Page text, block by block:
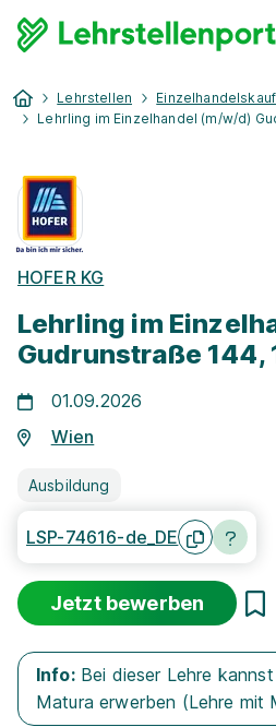
Lehrstellen
Lehrling im Einzelhandel (m/w/d)
HOFER KG
Lehrling im
Gudrunstraße 144,
01.09.2026
Wien
Ausbildung
LSP-74616-de_DE
Jetzt bewerben
Info: Bei dieser Lehre
Matura erwerben (Lehre mit